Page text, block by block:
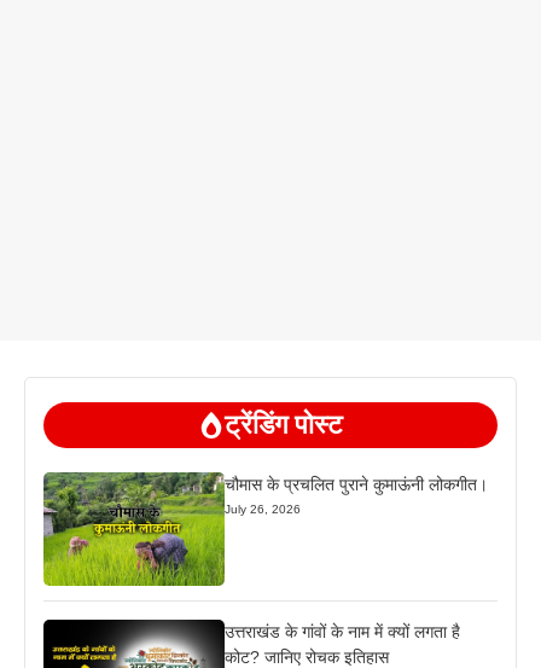
ट्रेंडिंग पोस्ट
चौमास के प्रचलित पुराने कुमाऊंनी लोकगीत।
July 26, 2026
उत्तराखंड के गांवों के नाम में क्यों लगता है
कोट? जानिए रोचक इतिहास